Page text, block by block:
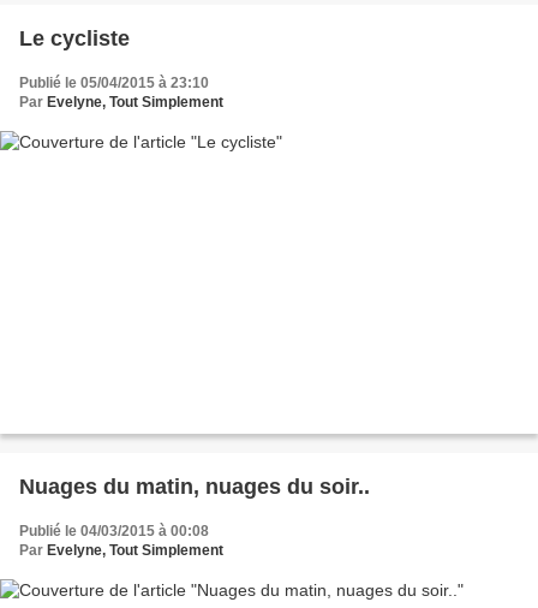
Le cycliste
Publié le 05/04/2015 à 23:10
Par Evelyne, Tout Simplement
Nuages du matin, nuages du soir..
Publié le 04/03/2015 à 00:08
Par Evelyne, Tout Simplement